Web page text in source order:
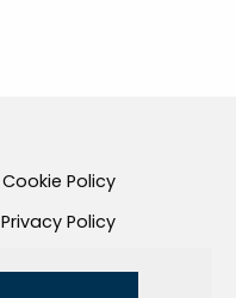
Cookie Policy
Privacy Policy